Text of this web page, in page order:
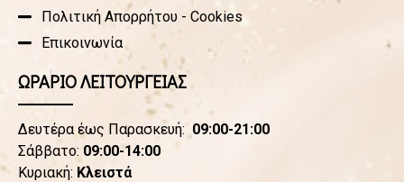
Πολιτική Απορρήτου - Cookies
Επικοινωνία
ΩΡΑΡΙΟ ΛΕΙΤΟΥΡΓΕΙΑΣ
Δευτέρα έως Παρασκευή: 09:00-21:00
Σάββατο: 09:00-14:00
Κυριακή: Κλειστά